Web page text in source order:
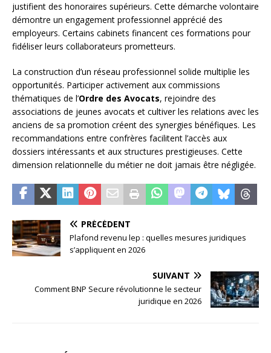
justifient des honoraires supérieurs. Cette démarche volontaire
démontre un engagement professionnel apprécié des
employeurs. Certains cabinets financent ces formations pour
fidéliser leurs collaborateurs prometteurs.
La construction d’un réseau professionnel solide multiplie les
opportunités. Participer activement aux commissions
thématiques de l’Ordre des Avocats, rejoindre des
associations de jeunes avocats et cultiver les relations avec les
anciens de sa promotion créent des synergies bénéfiques. Les
recommandations entre confrères facilitent l’accès aux
dossiers intéressants et aux structures prestigieuses. Cette
dimension relationnelle du métier ne doit jamais être négligée.
PRÉCÉDENT
Plafond revenu lep : quelles mesures juridiques
s’appliquent en 2026
SUIVANT
Comment BNP Secure révolutionne le secteur
juridique en 2026